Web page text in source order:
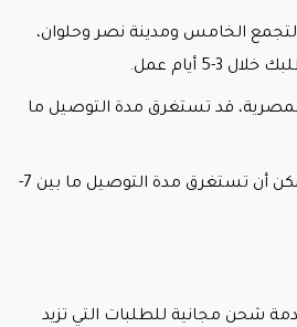
الخامس ومدينة نصر وحلوان،
5 أيام عمل.
قد تستغرق مدة التوصيل ما
إلى مدينة السويس، يمكن أن تستغرق مدة التوصيل ما بين 7-
شحن مجانية للطلبات التي تزيد